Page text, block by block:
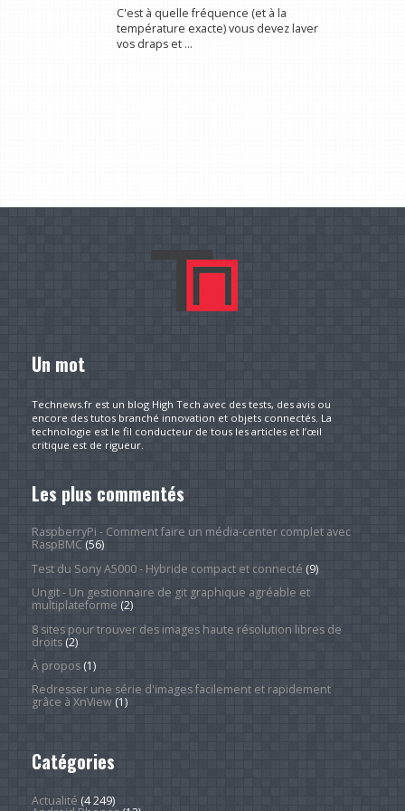
C'est à quelle fréquence (et à la
température exacte) vous devez laver
vos draps et ...
Un mot
Technews.fr est un blog High Tech avec des tests, des avis ou
encore des tutos branché innovation et objets connectés. La
technologie est le fil conducteur de tous les articles et l’œil
critique est de rigueur.
Les plus commentés
RaspberryPi - Comment faire un média-center complet avec
RaspBMC(56)
Test du Sony A5000 - Hybride compact et connecté (9)
Ungit - Un gestionnaire de git graphique agréable et
multiplateforme (2)
8 sites pour trouver des images haute résolution libres de
droits(2)
À propos(1)
Redresser une série d'images facilement et rapidement
grâce à XnView(1)
Catégories
Actualité (4 249)